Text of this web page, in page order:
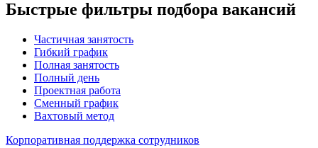
Быстрые фильтры подбора вакансий
Частичная занятость
Гибкий график
Полная занятость
Полный день
Проектная работа
Сменный график
Вахтовый метод
Корпоративная поддержка сотрудников